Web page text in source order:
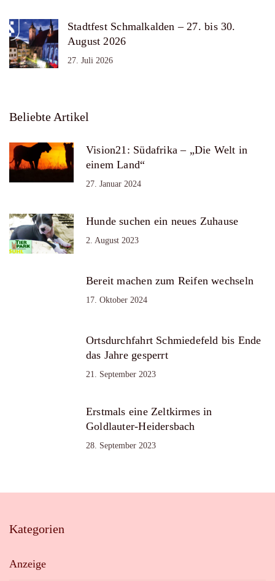
Stadtfest Schmalkalden – 27. bis 30.
August 2026
27. Juli 2026
Beliebte Artikel
Vision21: Südafrika – „Die Welt in
einem Land“
27. Januar 2024
Hunde suchen ein neues Zuhause
2. August 2023
Bereit machen zum Reifen wechseln
17. Oktober 2024
Ortsdurchfahrt Schmiedefeld bis Ende
das Jahre gesperrt
21. September 2023
Erstmals eine Zeltkirmes in
Goldlauter-Heidersbach
28. September 2023
Kategorien
Anzeige